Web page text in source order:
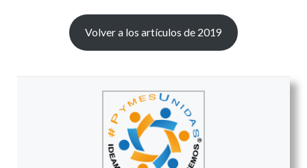
Volver a los artículos de 2019